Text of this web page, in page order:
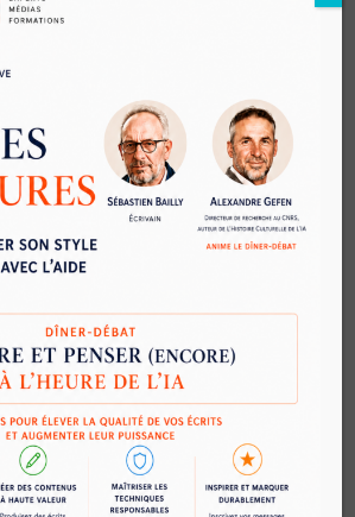
web et réseaux
en œuvre une stratégie de
ses réseaux
appliquée aux salariés